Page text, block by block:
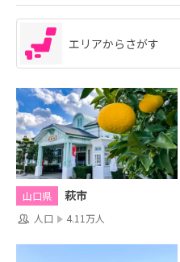
エリアからさがす
山口県 萩市
人口 4.11万人